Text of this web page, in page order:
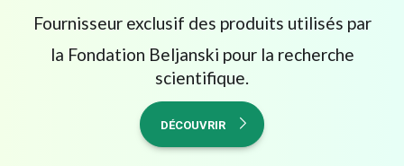
Fournisseur exclusif des produits utilisés par
la Fondation Beljanski pour la recherche
scientifique.
DÉCOUVRIR